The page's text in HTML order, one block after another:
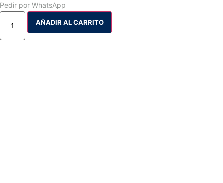
Pedir por WhatsApp
AÑADIR AL CARRITO